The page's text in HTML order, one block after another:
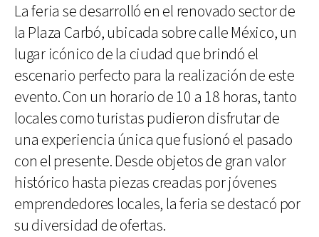
La feria se desarrolló en el renovado sector de
la Plaza Carbó, ubicada sobre calle México, un
lugar icónico de la ciudad que brindó el
escenario perfecto para la realización de este
evento. Con un horario de 10 a 18 horas, tanto
locales como turistas pudieron disfrutar de
una experiencia única que fusionó el pasado
con el presente. Desde objetos de gran valor
histórico hasta piezas creadas por jóvenes
emprendedores locales, la feria se destacó por
su diversidad de ofertas.